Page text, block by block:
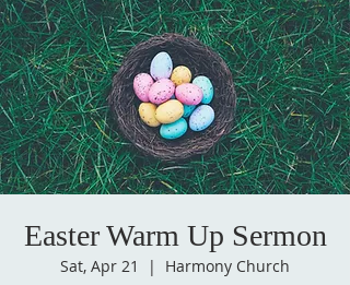
IGLESIA
Easter Warm Up Sermon
Sat, Apr 21
  |
Harmony Church